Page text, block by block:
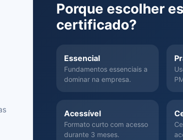
Porque escolher
certificado?
Essencial
Fundamentos essenciais a
dominar na empresa.
Acessível
Formato curto com acesso
durante 3 meses.